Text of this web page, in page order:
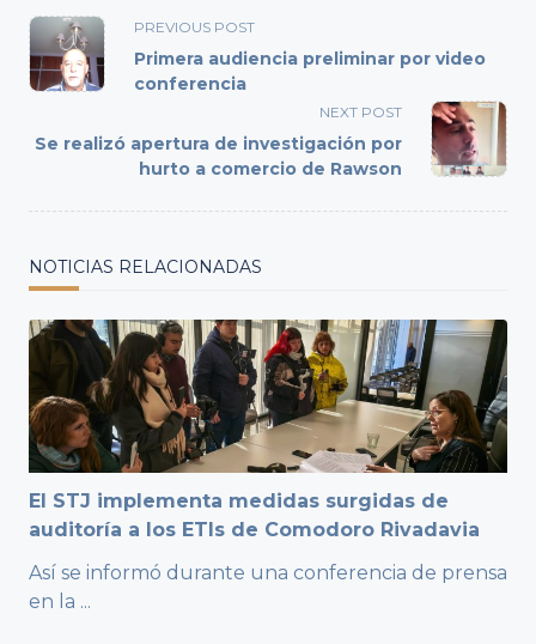
<span
class="nav-
subtitle
reader-
text">Page</span>
PREVIOUS POST
Primera audiencia preliminar por video
conferencia
NEXT POST
Se realizó apertura de investigación por
hurto a comercio de Rawson
NOTICIAS RELACIONADAS
El STJ implementa medidas surgidas de
auditoría a los ETIs de Comodoro Rivadavia
Así se informó durante una conferencia de prensa
en la ...